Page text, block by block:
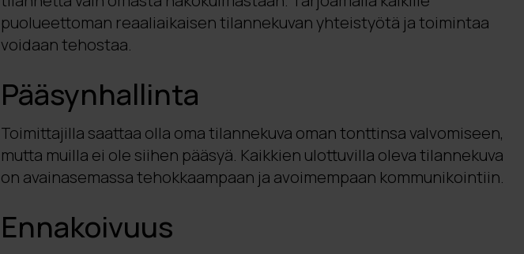
puolueettoman reaaliaikaisen tilannekuvan yhteistyötä ja toimintaa
voidaan tehostaa.
Pääsynhallinta
Toimittajilla saattaa olla oma tilannekuva oman tonttinsa valvomiseen,
mutta muilla ei ole siihen pääsyä. Kaikkien ulottuvilla oleva tilannekuva
on avainasemassa tehokkaampaan ja avoimempaan kommunikointiin.
Ennakoivuus